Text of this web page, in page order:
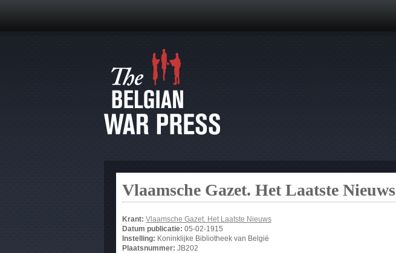
Vlaamsche Gazet. Het Laatste Nieuws
Krant: Vlaamsche Gazet. Het Laatste Nieuws
Datum publicatie: 05-02-1915
Instelling: Koninklijke Bibliotheek van België
Plaatsnummer: JB202